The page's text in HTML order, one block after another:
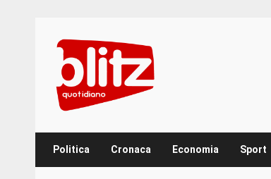
content
Politica Cronaca Economia Sport